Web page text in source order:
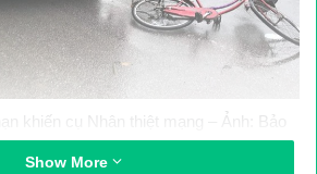
khiến cụ Nhân thiệt mạng – Ảnh: Bảo
Show More